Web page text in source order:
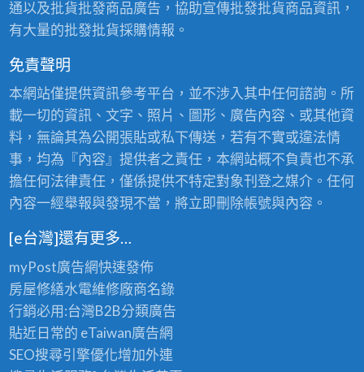
通以及批貨批發商品廣告，協助宣傳批發批貨商品資訊，
有大量的批發批貨採購情報。
免責聲明
本網站僅提供資訊參考平台，並不涉入其中任何諮詢。所
載一切的資訊、文字、照片、圖形、廣告內容、或其他資
料，無論其為公開張貼或私下傳送，若有不實或違法情
事，均為『內容』提供者之責任，本網站概不負責也不承
擔任何法律責任，僅係提供不特定對象刊登之媒介。任何
內容一經舉報與發現不當，將立即刪除帳號與內容。
[e台灣]還有更多…
myPost廣告網快速發佈
房屋修繕水電維修廠商名錄
行銷必用:台灣B2B分類廣告
貼近日常的 eTaiwan廣告網
SEO搜尋引擎優化增加外連